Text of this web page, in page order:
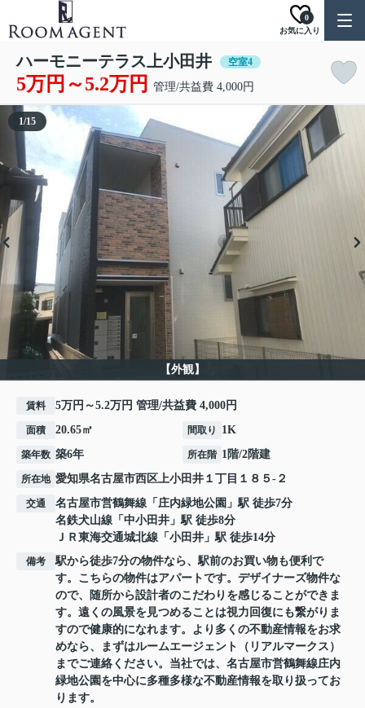
お気に入り
0
ハーモニーテラス上小田井 空室4
5万円～5.2万円 管理/共益費 4,000円
【外観】
1/15
賃料 5万円～5.2万円 管理/共益費 4,000円
面積 20.65㎡ 間取り 1K
築年数 築6年 所在階 1階/2階建
所在地 愛知県名古屋市西区上小田井 １丁目１８５-２
交通 名古屋市営鶴舞線 「 庄内緑地公園 」駅 徒歩7分
名鉄犬山線 「 中小田井 」駅 徒歩8分
ＪＲ東海交通城北線 「 小田井 」駅 徒歩14分
備考
駅から徒歩7分の物件なら、駅前のお買い物も便利で
す。こちらの物件はアパートです。デザイナーズ物件な
ので、随所から設計者のこだわりを感じることができま
す。遠くの風景を見つめることは視力回復にも繋がりま
すので健康的になれます。より多くの不動産情報をお求
めなら、まずはルームエージェント（リアルマークス）
までご連絡ください。当社では、名古屋市営鶴舞線庄内
緑地公園を中心に多種多様な不動産情報を取り扱ってお
ります。